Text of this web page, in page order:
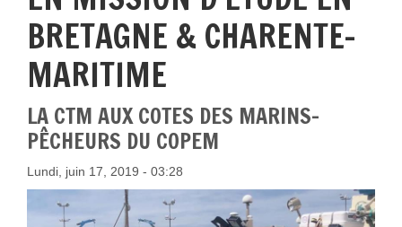
BRETAGNE & CHARENTE-
MARITIME
LA CTM AUX COTES DES MARINS-
PÊCHEURS DU COPEM
Lundi, juin 17, 2019 - 03:28